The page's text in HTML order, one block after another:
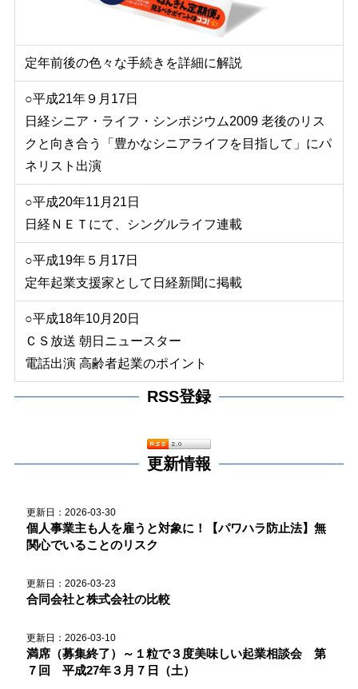
定年前後の色々な手続きを詳細に解説
○平成21年９月17日
日経シニア・ライフ・シンポジウム2009 老後のリス
クと向き合う「豊かなシニアライフを目指して」にパ
ネリスト出演
○平成20年11月21日
日経ＮＥＴにて、シングルライフ連載
○平成19年５月17日
定年起業支援家として日経新聞に掲載
○平成18年10月20日
ＣＳ放送 朝日ニュースター
電話出演 高齢者起業のポイント
RSS登録
更新情報
更新日：2026-03-30
個人事業主も人を雇うと対象に！【パワハラ防止法】無
関心でいることのリスク
更新日：2026-03-23
合同会社と株式会社の比較
更新日：2026-03-10
満席（募集終了）～１粒で３度美味しい起業相談会 第
７回 平成27年３月７日（土）